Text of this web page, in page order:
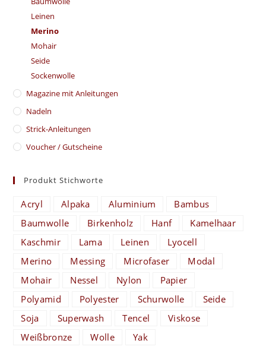
Leinen
Merino
Mohair
Seide
Sockenwolle
Magazine mit Anleitungen
Nadeln
Strick-Anleitungen
Voucher / Gutscheine
Produkt Stichworte
Acryl Alpaka Aluminium
Bambus
Baumwolle
Birkenholz Hanf
Kamelhaar
Kaschmir
Lama Leinen
Lyocell
Merino
Messing Microfaser
Modal
Mohair
Nessel Nylon
Papier
Polyamid
Polyester Schurwolle
Seide
Soja
Superwash Tencel
Viskose
Weißbronze
Wolle Yak